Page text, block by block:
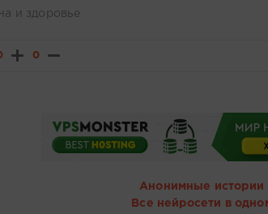
и здоровье
0
Анонимные истории
Все нейросети в